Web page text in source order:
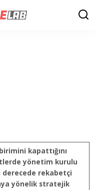
kapattığını
yönetim kurulu
derecede rekabetçi
yönelik stratejik